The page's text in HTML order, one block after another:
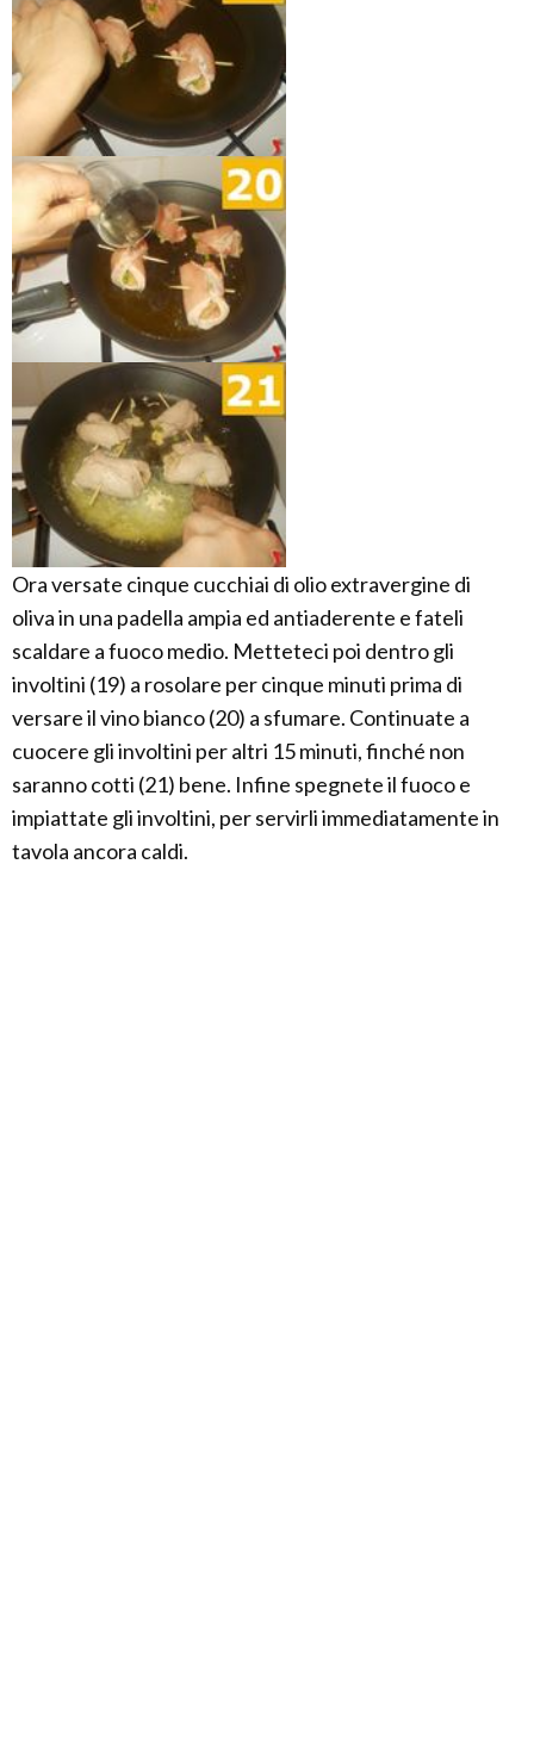
Ora versate cinque cucchiai di olio extravergine di
oliva in una padella ampia ed antiaderente e fateli
scaldare a fuoco medio. Metteteci poi dentro gli
involtini (19) a rosolare per cinque minuti prima di
versare il vino bianco (20) a sfumare. Continuate a
cuocere gli involtini per altri 15 minuti, finché non
saranno cotti (21) bene. Infine spegnete il fuoco e
impiattate gli involtini, per servirli immediatamente in
tavola ancora caldi.